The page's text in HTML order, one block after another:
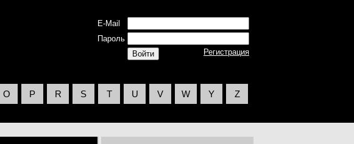
E-Mail
Пароль
Регистрация
O P R S T U V W Y Z